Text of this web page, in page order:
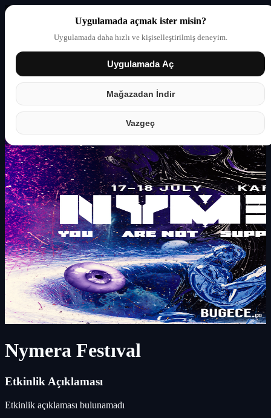
Uygulamada açmak ister misin?
Uygulamada daha hızlı ve kişiselleştirilmiş deneyim.
Uygulamada Aç
Mağazadan İndir
Vazgeç
Giriş yap Partner
Nymera Festıval
Etkinlik Açıklaması
Etkinlik açıklaması bulunamadı